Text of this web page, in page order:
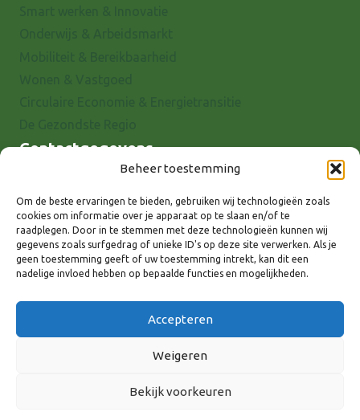
Beheer toestemming
Om de beste ervaringen te bieden, gebruiken wij technologieën zoals
cookies om informatie over je apparaat op te slaan en/of te
raadplegen. Door in te stemmen met deze technologieën kunnen wij
gegevens zoals surfgedrag of unieke ID's op deze site verwerken. Als je
geen toestemming geeft of uw toestemming intrekt, kan dit een
nadelige invloed hebben op bepaalde functies en mogelijkheden.
Accepteren
Weigeren
Bekijk voorkeuren
Contactgegevens
7001 EX Doetinchem
E-mail: info@8rhk.nl
Telefoonnummers
Privacyverklaring